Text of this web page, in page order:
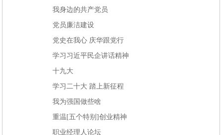
我身边的共产党员
党员廉洁建设
党史在我心 庆华跟党行
学习习近平民企讲话精神
十九大
学习二十大 踏上新征程
我为强国做些啥
重温[五个特别]创业精神
职业经理人论坛